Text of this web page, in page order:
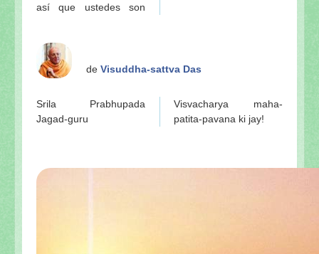
así que ustedes son
de Visuddha-sattva Das
Srila Prabhupada
Jagad-guru
Visvacharya maha-
patita-pavana ki jay!